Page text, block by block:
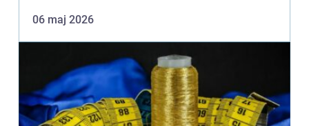
dosering och timi...
06 maj 2026